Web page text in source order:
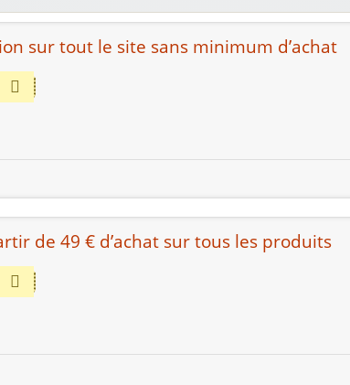
sur tout le site sans minimum d’achat
de 49 € d’achat sur tous les produits